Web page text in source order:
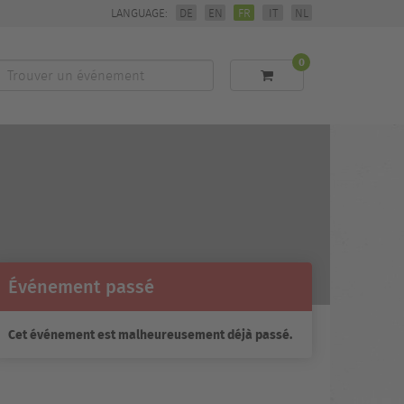
LANGUAGE: DE EN FR IT NL
0
Événement passé
Cet événement est malheureusement déjà passé.